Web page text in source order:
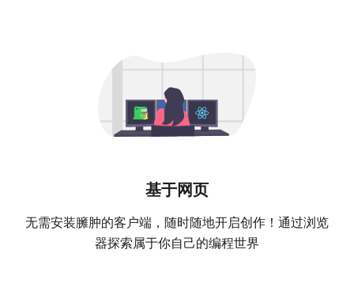
基于网页
无需安装臃肿的客户端，随时随地开启创作！通过浏览
器探索属于你自己的编程世界